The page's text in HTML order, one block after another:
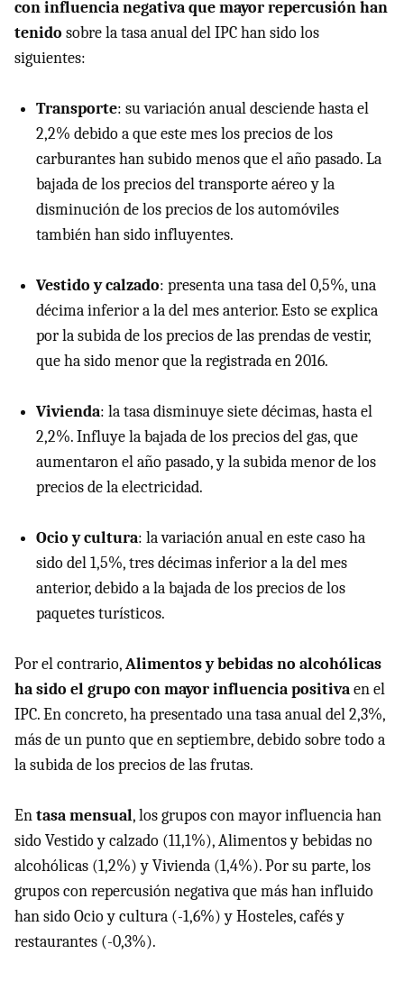
con influencia negativa que mayor repercusión han
tenido sobre la tasa anual del IPC han sido los
siguientes:
Transporte: su variación anual desciende hasta el
2,2% debido a que este mes los precios de los
carburantes han subido menos que el año pasado. La
bajada de los precios del transporte aéreo y la
disminución de los precios de los automóviles
también han sido influyentes.
Vestido y calzado: presenta una tasa del 0,5%, una
décima inferior a la del mes anterior. Esto se explica
por la subida de los precios de las prendas de vestir,
que ha sido menor que la registrada en 2016.
Vivienda: la tasa disminuye siete décimas, hasta el
2,2%. Influye la bajada de los precios del gas, que
aumentaron el año pasado, y la subida menor de los
precios de la electricidad.
Ocio y cultura: la variación anual en este caso ha
sido del 1,5%, tres décimas inferior a la del mes
anterior, debido a la bajada de los precios de los
paquetes turísticos.
Por el contrario,Alimentos y bebidas no alcohólicas
ha sido el grupo con mayor influencia positivaen el
IPC. En concreto, ha presentado una tasa anual del 2,3%,
más de un punto que en septiembre, debido sobre todo a
la subida de los precios de las frutas.
Entasa mensual, los grupos con mayor influencia han
sido Vestido y calzado (11,1%), Alimentos y bebidas no
alcohólicas (1,2%) y Vivienda (1,4%). Por su parte, los
grupos con repercusión negativa que más han influido
han sido Ocio y cultura (-1,6%) y Hosteles, cafés y
restaurantes (-0,3%).